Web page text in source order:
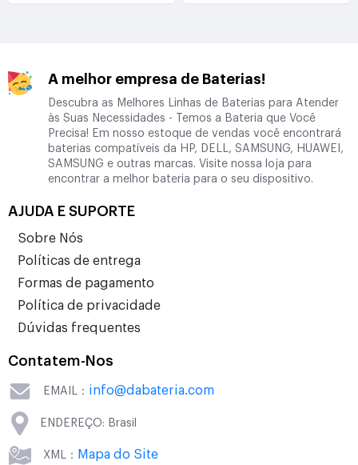
A melhor empresa de Baterias!
Descubra as Melhores Linhas de Baterias para Atender
às Suas Necessidades - Temos a Bateria que Você
Precisa! Em nosso estoque de vendas você encontrará
baterias compatíveis da HP, DELL, SAMSUNG, HUAWEI,
SAMSUNG e outras marcas. Visite nossa loja para
encontrar a melhor bateria para o seu dispositivo.
AJUDA E SUPORTE
Sobre Nós
Políticas de entrega
Formas de pagamento
Política de privacidade
Dúvidas frequentes
Contatem-Nos
EMAIL： info@dabateria.com
ENDEREÇO: Brasil
XML： Mapa do Site